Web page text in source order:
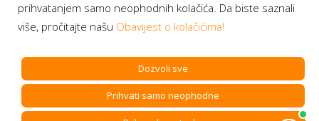
Prijava za newsletter
Copyright BH Telecom d.d. Sarajevo. All rights reserved.
prihvatanjem samo neophodnih kolačića. Da biste saznali
više, pročitajte našu Obavijest o kolačićima!
Dozvoli sve
Prihvati samo neophodne